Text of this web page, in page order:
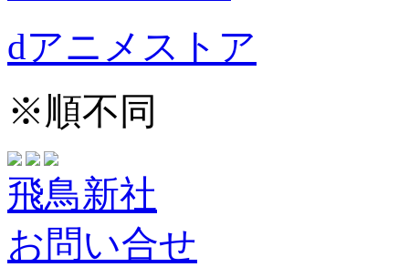
dアニメストア
※順不同
飛鳥新社
お問い合せ